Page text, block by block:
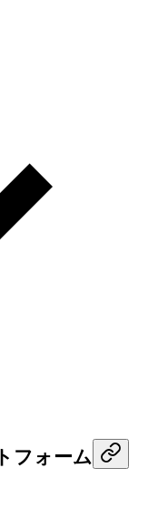
フォーム